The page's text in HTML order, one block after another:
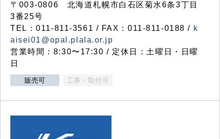
〒003-0806 北海道札幌市白石区菊水6条3丁目
3番25号
TEL：011-811-3561 / FAX：011-811-0188 / k
aisei01@opal.plala.or.jp
営業時間：8:30〜17:30 / 定休日：土曜日・日曜
日
販売可 工事・取付可